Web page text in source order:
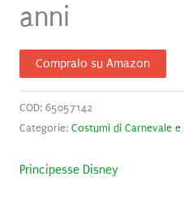
anni
Compralo su Amazon
COD: 65057142
Categorie: Costumi di Carnevale e
Principesse Disney